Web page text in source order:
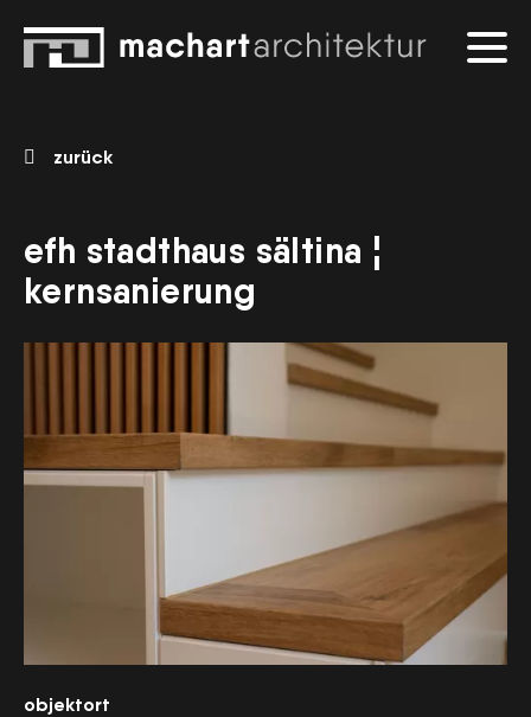
zurück
efh stadthaus sältina ¦
kernsanierung
objektort